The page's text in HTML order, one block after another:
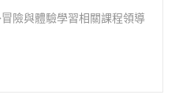
險與體驗學習相關課程領導